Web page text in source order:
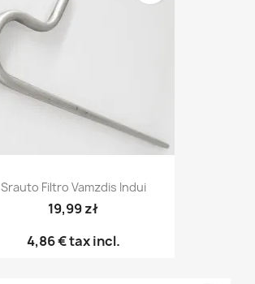
Srauto Filtro Vamzdis Indui
19,99 zł
4,86 €tax incl.